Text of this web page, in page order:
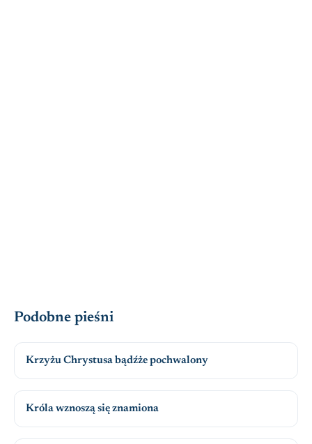
Podobne pieśni
Krzyżu Chrystusa bądźże pochwalony
Króla wznoszą się znamiona